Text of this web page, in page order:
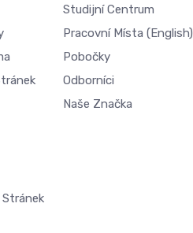
Studijní Centrum
Pracovní Místa (English)
Pobočky
Odborníci
Naše Značka